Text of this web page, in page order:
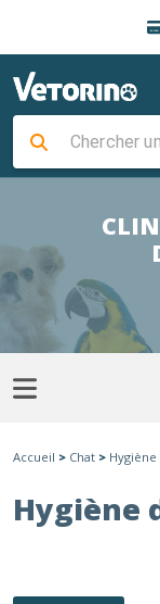
Accueil > Chat >
Hygiène